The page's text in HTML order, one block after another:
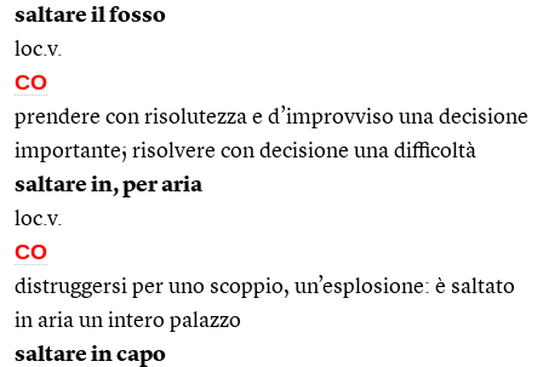
saltare il fosso
loc.v.
CO
prendere con risolutezza e d’improvviso una decisione
importante; risolvere con decisione una difficoltà
saltare in, per aria
loc.v.
CO
distruggersi per uno scoppio, un’esplosione: è saltato
in aria un intero palazzo
saltare in capo